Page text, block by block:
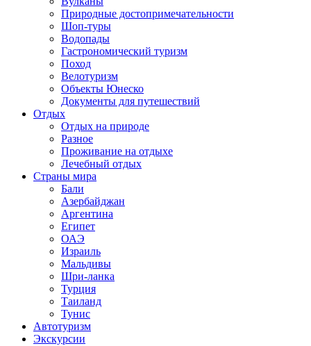
Природные достопримечательности
Шоп-туры
Водопады
Гастрономический туризм
Поход
Велотуризм
Объекты Юнеско
Документы для путешествий
Отдых
Отдых на природе
Разное
Проживание на отдыхе
Лечебный отдых
Страны мира
Бали
Азербайджан
Аргентина
Египет
ОАЭ
Израиль
Мальдивы
Шри-ланка
Турция
Таиланд
Тунис
Автотуризм
Экскурсии